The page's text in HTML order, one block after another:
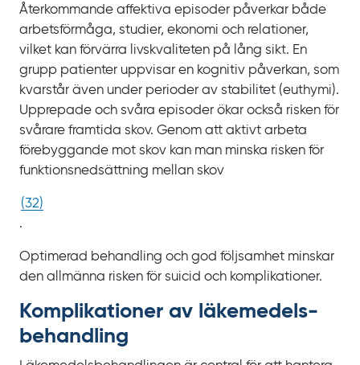
Återkommande affektiva episoder påverkar både
arbetsförmåga, studier, ekonomi och relationer,
vilket kan förvärra livskvaliteten på lång sikt. En
grupp patienter uppvisar en kognitiv påverkan, som
kvarstår även under perioder av stabilitet (euthymi).
Upprepade och svåra episoder ökar också risken för
svårare framtida skov. Genom att aktivt arbeta
förebyggande mot skov kan man minska risken för
funktionsnedsättning mellan skov
(32)
.
Optimerad behandling och god följsamhet minskar
den allmänna risken för suicid och komplikationer.
Komplikationer av läkemedels­
behandling